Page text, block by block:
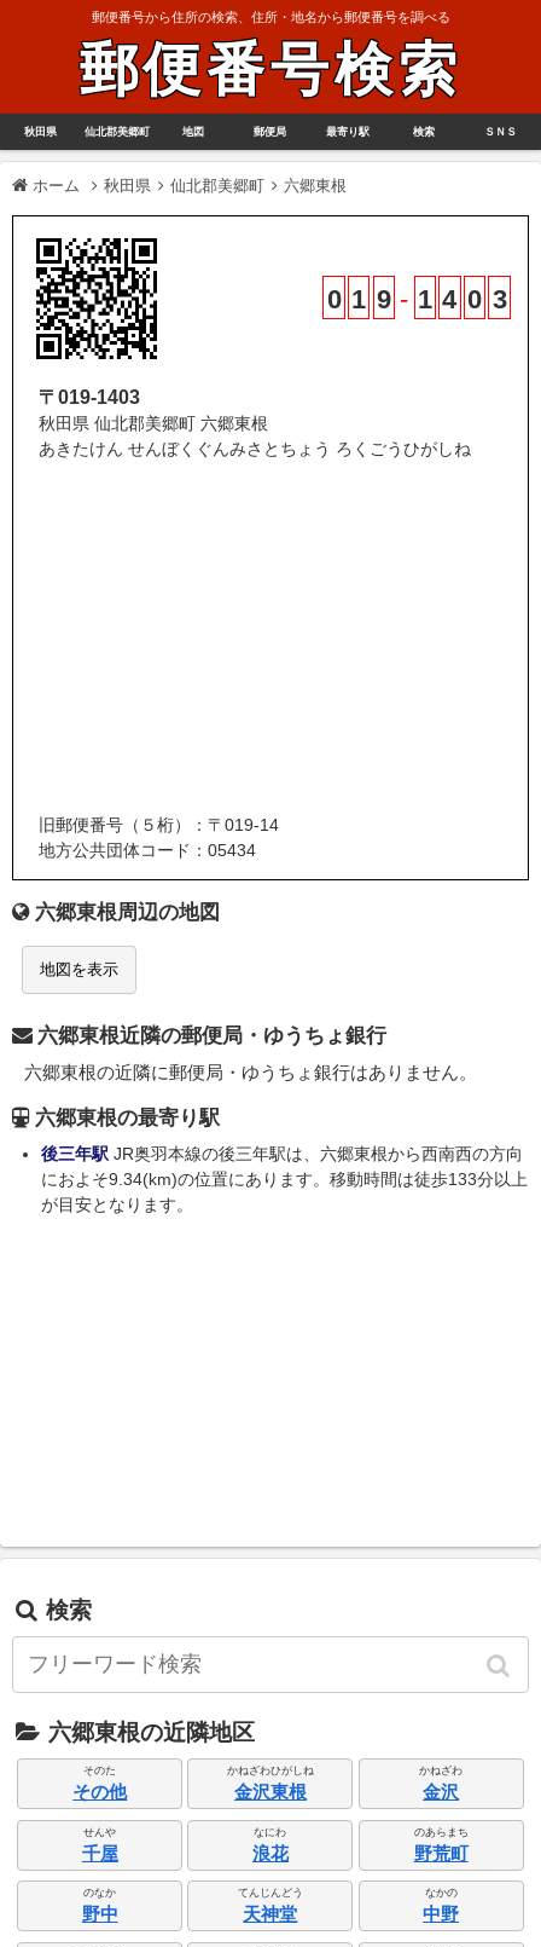
郵便番号から住所の検索、住所・地名から郵便番号を調べる
郵便番号検索
秋田県 仙北郡美郷町 地図 郵便局 最寄り駅 検索 ＳＮＳ
ホーム 秋田県 仙北郡美郷町 六郷東根
0 1 9 - 1 4 0 3
〒019-1403
秋田県 仙北郡美郷町 六郷東根
あきたけん せんぼくぐんみさとちょう ろくごうひがしね
旧郵便番号（５桁）：〒019-14
地方公共団体コード：05434
六郷東根周辺の地図
地図を表示
六郷東根近隣の郵便局・ゆうちょ銀行
六郷東根の近隣に郵便局・ゆうちょ銀行はありません。
六郷東根の最寄り駅
後三年駅 JR奥羽本線の後三年駅は、六郷東根から西南西の方向
におよそ9.34(km)の位置にあります。移動時間は徒歩133分以上
が目安となります。
検索
六郷東根の近隣地区
そのた
その他
かねざわひがしね
金沢東根
かねざわ
金沢
せんや
千屋
なにわ
浪花
のあらまち
野荒町
のなか
野中
てんじんどう
天神堂
なかの
中野